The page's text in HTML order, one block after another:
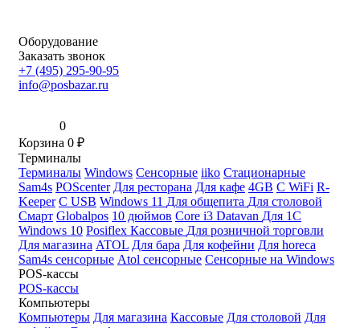
Оборудование
Заказать звонок
+7 (495) 295-90-95
info@posbazar.ru
0
Корзина 0 ₽
Терминалы
Терминалы Windows Сенсорные iiko Стационарные
Sam4s POScenter Для ресторана Для кафе 4GB С WiFi R-
Keeper С USB Windows 11 Для общепита Для столовой
Смарт Globalpos 10 дюймов Core i3 Datavan Для 1С
Windows 10 Posiflex Кассовые Для розничной торговли
Для магазина ATOL Для бара Для кофейни Для horeca
Sam4s сенсорные Atol сенсорные Сенсорные на Windows
POS-кассы
POS-кассы
Компьютеры
Компьютеры Для магазина Кассовые Для столовой Для